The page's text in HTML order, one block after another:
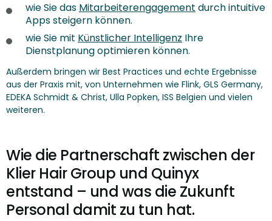
wie Sie das Mitarbeiterengagement durch intuitive
Apps steigern können.
wie Sie mit Künstlicher Intelligenz Ihre
Dienstplanung optimieren können.
Außerdem bringen wir Best Practices und echte Ergebnisse
aus der Praxis mit, von Unternehmen wie Flink, GLS Germany,
EDEKA Schmidt & Christ, Ulla Popken, ISS Belgien und vielen
weiteren.
Wie die Partnerschaft zwischen der
Klier Hair Group und Quinyx
entstand – und was die Zukunft
Personal damit zu tun hat.